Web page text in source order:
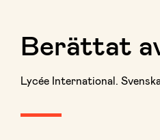
Berättat
Lycée International.